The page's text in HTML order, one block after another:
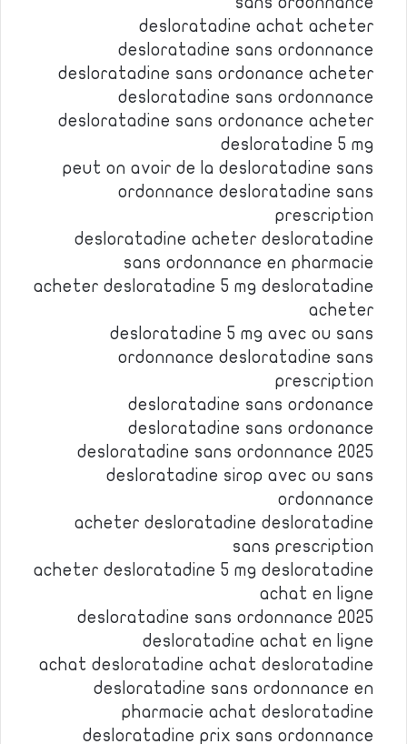
desloratadine achat acheter
desloratadine sans ordonnance
desloratadine sans ordonance acheter
desloratadine sans ordonnance
desloratadine sans ordonance acheter
desloratadine 5 mg
peut on avoir de la desloratadine sans
ordonnance desloratadine sans
prescription
desloratadine acheter desloratadine
sans ordonnance en pharmacie
acheter desloratadine 5 mg desloratadine
acheter
desloratadine 5 mg avec ou sans
ordonnance desloratadine sans
prescription
desloratadine sans ordonance
desloratadine sans ordonance
desloratadine sans ordonnance 2025
desloratadine sirop avec ou sans
ordonnance
acheter desloratadine desloratadine
sans prescription
acheter desloratadine 5 mg desloratadine
achat en ligne
desloratadine sans ordonnance 2025
desloratadine achat en ligne
achat desloratadine achat desloratadine
desloratadine sans ordonnance en
pharmacie achat desloratadine
desloratadine prix sans ordonnance